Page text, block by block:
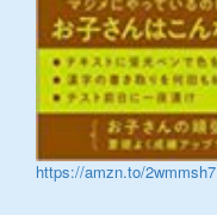
https://amzn.to/2wmmsh7